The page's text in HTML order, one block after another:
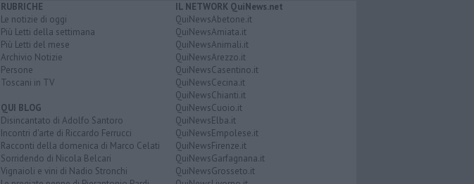
RUBRICHE
Le notizie di oggi
Più Letti della settimana
Più Letti del mese
Archivio Notizie
Persone
Toscani in TV
QUI BLOG
Disincantato di Adolfo Santoro
Incontri d'arte di Riccardo Ferrucci
Racconti della domenica di Marco Celati
Sorridendo di Nicola Belcari
Vignaioli e vini di Nadio Stronchi
IL NETWORK QuiNews.net
QuiNewsAbetone.it
QuiNewsAmiata.it
QuiNewsAnimali.it
QuiNewsArezzo.it
QuiNewsCasentino.it
QuiNewsCecina.it
QuiNewsChianti.it
QuiNewsCuoio.it
QuiNewsElba.it
QuiNewsEmpolese.it
QuiNewsFirenze.it
QuiNewsGarfagnana.it
QuiNewsGrosseto.it